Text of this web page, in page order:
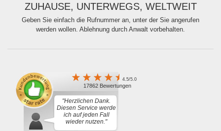
ZUHAUSE, UNTERWEGS, WELTWEIT
Geben Sie einfach die Rufnummer an, unter der Sie angerufen
werden wollen. Ablehnung durch Anwalt vorbehalten.
4.5/5.0
17862 Bewertungen
"Herzlichen Dank.
Diesen Service werde
ich auf jeden Fall
wieder nutzen."